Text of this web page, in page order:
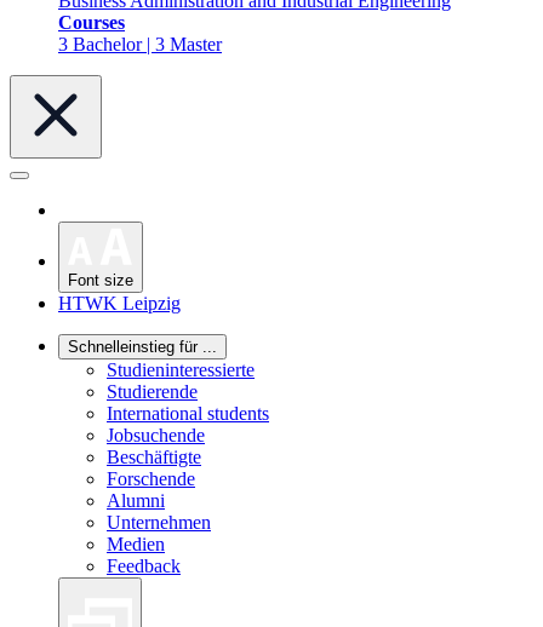
Courses
3 Bachelor | 3 Master
Font size
HTWK Leipzig
Schnelleinstieg für ...
Studieninteressierte
Studierende
International students
Jobsuchende
Beschäftigte
Forschende
Alumni
Unternehmen
Medien
Feedback